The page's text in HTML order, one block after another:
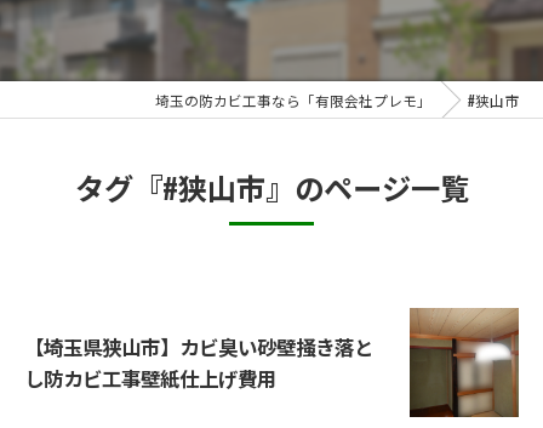
埼玉の防カビ工事なら「有限会社プレモ」 #狭山市
タグ『#狭山市』のページ一覧
【埼玉県狭山市】カビ臭い砂壁掻き落と
し防カビ工事壁紙仕上げ費用